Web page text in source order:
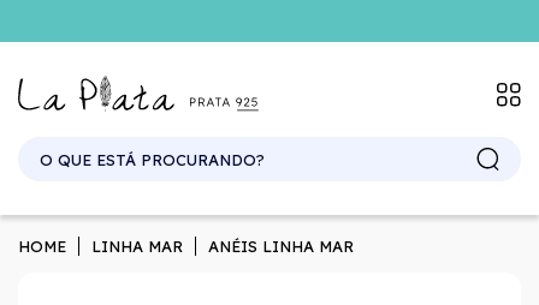
HOME LINHA MAR ANÉIS LINHA MAR